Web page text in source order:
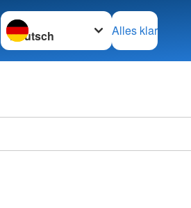
Sprache wechseln zu
Alles klar